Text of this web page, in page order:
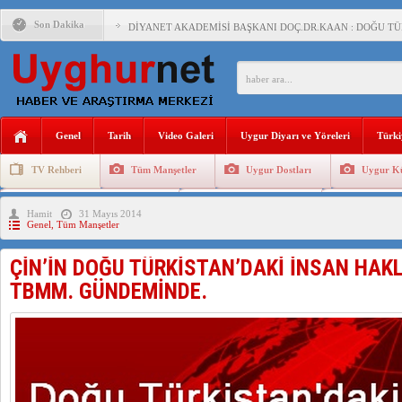
Son Dakika DİYANET AKADEMİSİ BAŞKANI DOÇ.DR.KAAN : DOĞU
150 YILDIR KAYNAYAN YARAMIZ : ÇİN İŞGALİNDEKİ
MHP’DEN URUMÇİ KATLİAMI MESAJİ : 05.07.2009
ÇİN’İN ANKARA BÜYÜKELÇİSİ JİANG’İN TRABZON
SAADET PARTİSİ İLÇE BAŞKANI : TEMMUZ AYI,DOĞU
İŞGALCİ ÇİN,DOĞU TÜRKİSTAN’DA EN AZ 143 BİN
Genel Tarih Video Galeri Uygur Diyarı ve Yöreleri
TV Rehberi Tüm Manşetler Uygur Dostları Uygur
Uygurlarda Düğün ve Cenaze
Hamit
31 Mayıs 2014
Genel Tüm Manşetler
ÇİN’İN DOĞU TÜRKİSTAN’DAKİ İNSAN
TBMM. GÜNDEMİNDE.